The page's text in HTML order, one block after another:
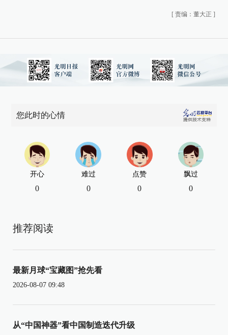
[ 责编：董大正 ]
您此时的心情
开心
0
难过
0
点赞
0
飘过
0
推荐阅读
最新月球“宝藏图”抢先看
2026-08-07 09:48
从“中国神器”看中国制造迭代升级